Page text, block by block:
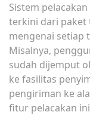
Sistem
terkini dari paket
mengenai setiap
Misalnya,
sudah dijemput
ke fasilitas
pengiriman ke
fitur pelacakan